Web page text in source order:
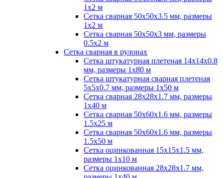
1х2 м
Сетка сварная 50х50х3.5 мм, размеры
1х2 м
Сетка сварная 50х50х3 мм, размеры
0.5х2 м
Сетка сварная в рулонах
Сетка штукатурная плетеная 14х14х0.8
мм, размеры 1х80 м
Сетка штукатурная сварная плетеная
5х5х0.7 мм, размеры 1х50 м
Сетка сварная 28х28х1.7 мм, размеры
1х40 м
Сетка сварная 50х60х1.6 мм, размеры
1.5х25 м
Сетка сварная 50х60х1.6 мм, размеры
1.5х50 м
Сетка оцинкованная 15х15х1.5 мм,
размеры 1х10 м
Сетка оцинкованная 28х28х1.7 мм,